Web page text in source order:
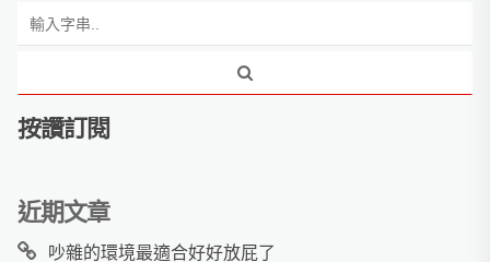
按讚訂閱
近期文章
吵雜的環境最適合好好放屁了